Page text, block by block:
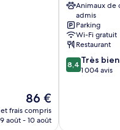
Le
nouveau
prix
86 €
frais compris
9 août - 10 août
Potsdamer
Platz
Kreuzberg
Animaux de
admis
Parking
Wi-Fi gratuit
Restaurant
8.4
sur
8,4 Très bien
1 004 avis